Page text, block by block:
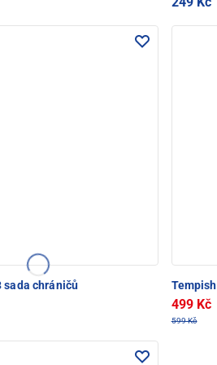
sada chráničů Tempish
499 Kč
599 Kč